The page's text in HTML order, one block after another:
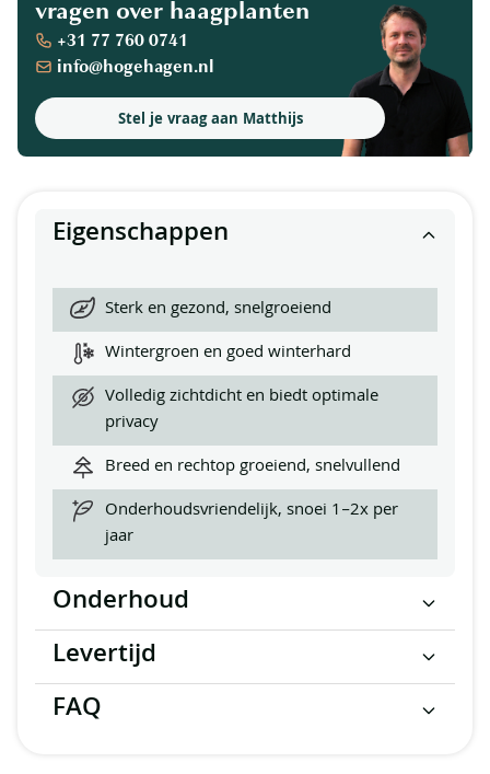
vragen over haagplanten
Stel je vraag aan Matthijs
+31 77 760 0741
info@hogehagen.nl
Eigenschappen
Sterk en gezond, snelgroeiend
Wintergroen en goed winterhard
Volledig zichtdicht en biedt optimale
privacy
Breed en rechtop groeiend, snelvullend
Onderhoudsvriendelijk, snoei 1–2x per
jaar
Onderhoud
Levertijd
FAQ